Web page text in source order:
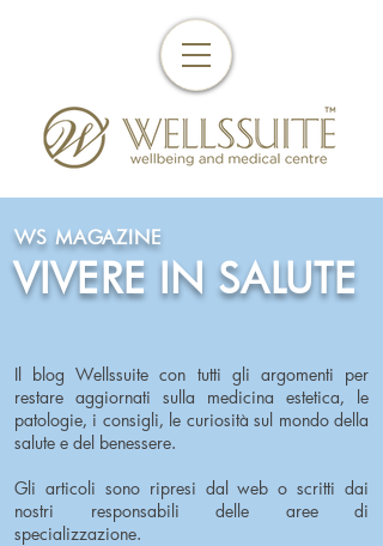
WS MAGAZINE
VIVERE IN SALUTE
Il blog Wellssuite con tutti gli argomenti per
restare aggiornati sulla medicina estetica, le
patologie, i consigli, le curiosità sul mondo della
salute e del benessere.
Gli articoli sono ripresi dal web o scritti dai
nostri responsabili delle aree di
specializzazione.